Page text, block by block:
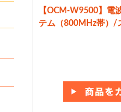
【OCM-W9500】電
テム（800MHz帯）/